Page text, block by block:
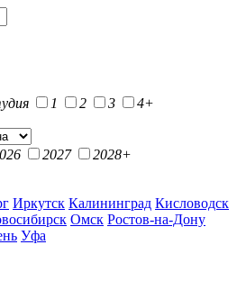
1 2 3
4+
2027
2028+
Иркутск Калининград Кисловодск
Омск Ростов-на-Дону
Уфа